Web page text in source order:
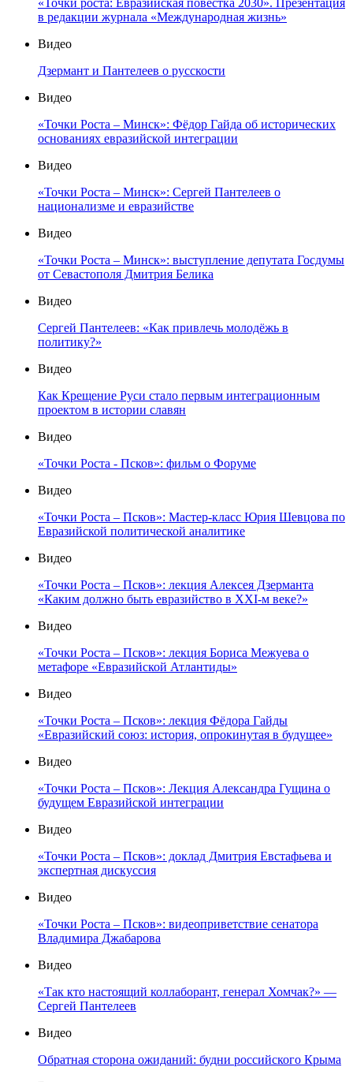
«Точки роста: Евразийская повестка 2030». Презентация
в редакции журнала «Международная жизнь»
Видео
Дзермант и Пантелеев о русскости
Видео
«Точки Роста – Минск»: Фёдор Гайда об исторических
основаниях евразийской интеграции
Видео
«Точки Роста – Минск»: Сергей Пантелеев о
национализме и евразийстве
Видео
«Точки Роста – Минск»: выступление депутата Госдумы
от Севастополя Дмитрия Белика
Видео
Сергей Пантелеев: «Как привлечь молодёжь в
политику?»
Видео
Как Крещение Руси стало первым интеграционным
проектом в истории славян
Видео
«Точки Роста - Псков»: фильм о Форуме
Видео
«Точки Роста – Псков»: Мастер-класс Юрия Шевцова по
Евразийской политической аналитике
Видео
«Точки Роста – Псков»: лекция Алексея Дзерманта
«Каким должно быть евразийство в XXI-м веке?»
Видео
«Точки Роста – Псков»: лекция Бориса Межуева о
метафоре «Евразийской Атлантиды»
Видео
«Точки Роста – Псков»: лекция Фёдора Гайды
«Евразийский союз: история, опрокинутая в будущее»
Видео
«Точки Роста – Псков»: Лекция Александра Гущина о
будущем Евразийской интеграции
Видео
«Точки Роста – Псков»: доклад Дмитрия Евстафьева и
экспертная дискуссия
Видео
«Точки Роста – Псков»: видеоприветствие сенатора
Владимира Джабарова
Видео
«Так кто настоящий коллаборант, генерал Хомчак?» —
Сергей Пантелеев
Видео
Обратная сторона ожиданий: будни российского Крыма